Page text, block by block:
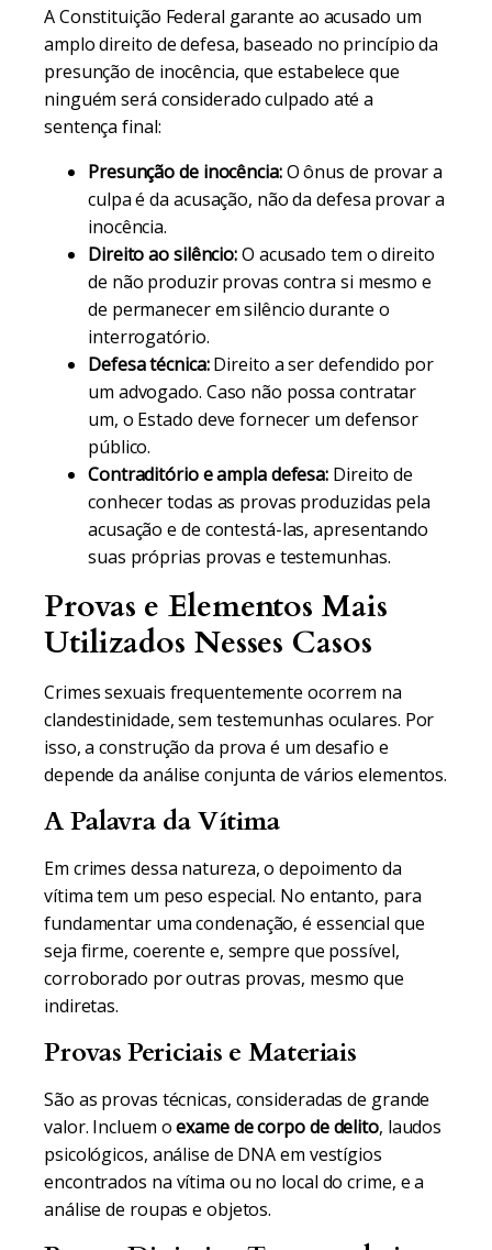
A Constituição Federal garante ao acusado um
amplo direito de defesa, baseado no princípio da
presunção de inocência, que estabelece que
ninguém será considerado culpado até a
sentença final:
Presunção de inocência:O ônus de provar a
culpa é da acusação, não da defesa provar a
inocência.
Direito ao silêncio:O acusado tem o direito
de não produzir provas contra si mesmo e
de permanecer em silêncio durante o
interrogatório.
Defesa técnica:Direito a ser defendido por
um advogado. Caso não possa contratar
um, o Estado deve fornecer um defensor
público.
Contraditório e ampla defesa: Direito de
conhecer todas as provas produzidas pela
acusação e de contestá-las, apresentando
suas próprias provas e testemunhas.
Provas e Elementos Mais
Utilizados Nesses Casos
Crimes sexuais frequentemente ocorrem na
clandestinidade, sem testemunhas oculares. Por
isso, a construção da prova é um desafio e
depende da análise conjunta de vários elementos.
A Palavra da Vítima
Em crimes dessa natureza, o depoimento da
vítima tem um peso especial. No entanto, para
fundamentar uma condenação, é essencial que
seja firme, coerente e, sempre que possível,
corroborado por outras provas, mesmo que
indiretas.
Provas Periciais e Materiais
São as provas técnicas, consideradas de grande
valor. Incluem oexame de corpo de delito, laudos
psicológicos, análise de DNA em vestígios
encontrados na vítima ou no local do crime, e a
análise de roupas e objetos.